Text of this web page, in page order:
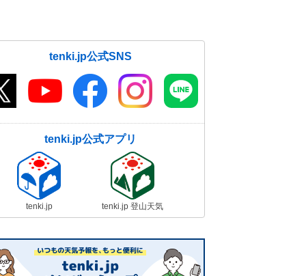
tenki.jp公式SNS
tenki.jp公式アプリ
tenki.jp tenki.jp 登山天気